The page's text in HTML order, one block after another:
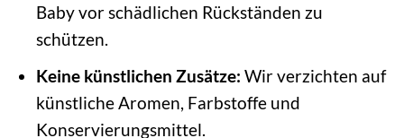
Baby vor schädlichen Rückständen zu
schützen.
Keine künstlichen Zusätze: Wir verzichten auf
künstliche Aromen, Farbstoffe und
Konservierungsmittel.